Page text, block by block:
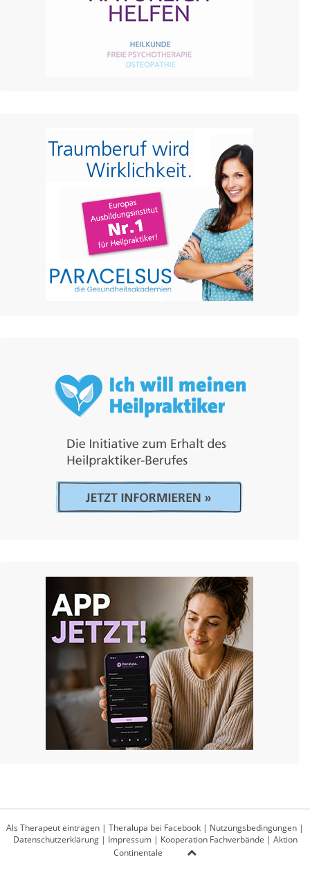
Als Therapeut eintragen | Theralupa bei Facebook | Nutzungsbedingungen |
Datenschutzerklärung| Impressum| Kooperation Fachverbände | Aktion
Continentale